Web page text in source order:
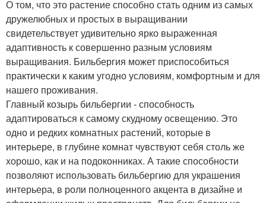
О том, что это растение способно стать одним из самых
дружелюбных и простых в выращивании
свидетельствует удивительно ярко выраженная
адаптивность к совершенно разным условиям
выращивания. Бильбергия может приспособиться
практически к каким угодно условиям, комфортным и для
нашего проживания.
Главный козырь бильбергии - способность
адаптироваться к самому скудному освещению. Это
одно и редких комнатных растений, которые в
интерьере, в глубине комнат чувствуют себя столь же
хорошо, как и на подоконниках. А такие способности
позволяют использовать бильбергию для украшения
интерьера, в роли полноценного акцента в дизайне и